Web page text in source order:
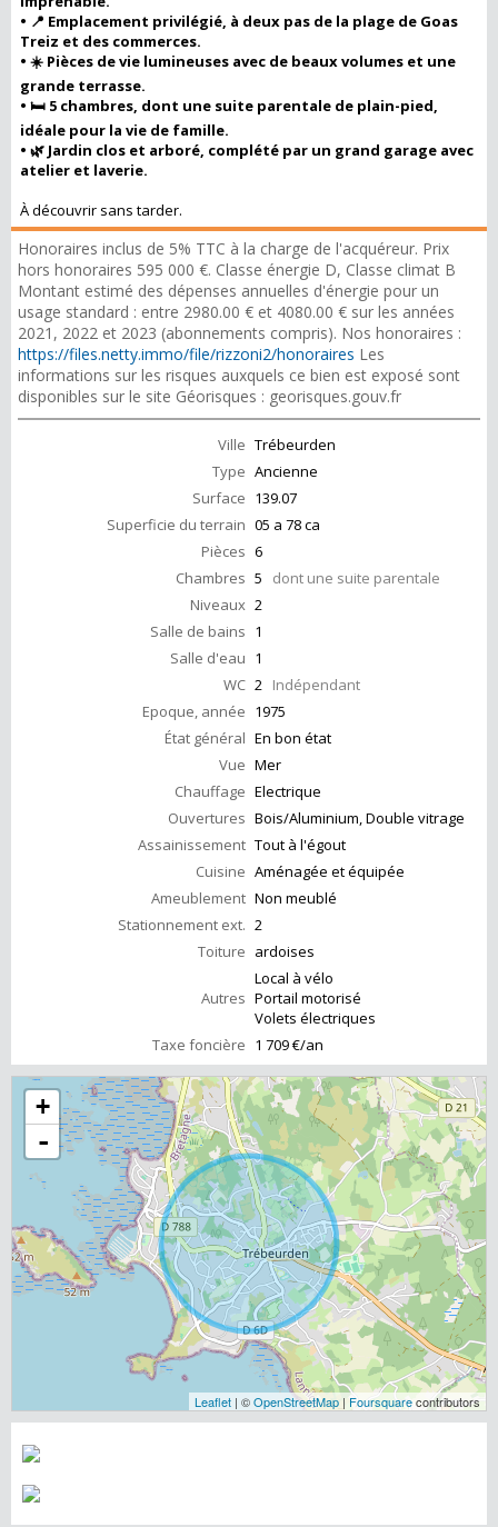
• 📍 Emplacement privilégié, à deux pas de la plage de Goas
Treiz et des commerces.
• ☀️ Pièces de vie lumineuses avec de beaux volumes et une
grande terrasse.
• 🛏️ 5 chambres, dont une suite parentale de plain-pied,
idéale pour la vie de famille.
• 🌿 Jardin clos et arboré, complété par un grand garage avec
atelier et laverie.
À découvrir sans tarder.
Honoraires inclus de 5% TTC à la charge de l'acquéreur. Prix
hors honoraires 595 000 €. Classe énergie D, Classe climat B
Montant estimé des dépenses annuelles d'énergie pour un
usage standard : entre 2980.00 € et 4080.00 € sur les années
2021, 2022 et 2023 (abonnements compris). Nos honoraires :
https://files.netty.immo/file/rizzoni2/honoraires Les
informations sur les risques auxquels ce bien est exposé sont
disponibles sur le site Géorisques : georisques.gouv.fr
Ville Trébeurden
Type Ancienne
Surface 139.07
Superficie du terrain 05 a 78 ca
Pièces 6
Chambres 5 dont une suite parentale
Niveaux 2
Salle de bains 1
Salle d'eau 1
WC 2 Indépendant
Epoque, année 1975
État général En bon état
Vue Mer
Chauffage Electrique
Ouvertures Bois/Aluminium, Double vitrage
Assainissement Tout à l'égout
Cuisine Aménagée et équipée
Ameublement Non meublé
Stationnement ext. 2
Toiture ardoises
Autres
Local à vélo
Portail motorisé
Volets électriques
Taxe foncière 1 709 €/an
+
-
Leaflet | ©OpenStreetMap | Foursquarecontributors